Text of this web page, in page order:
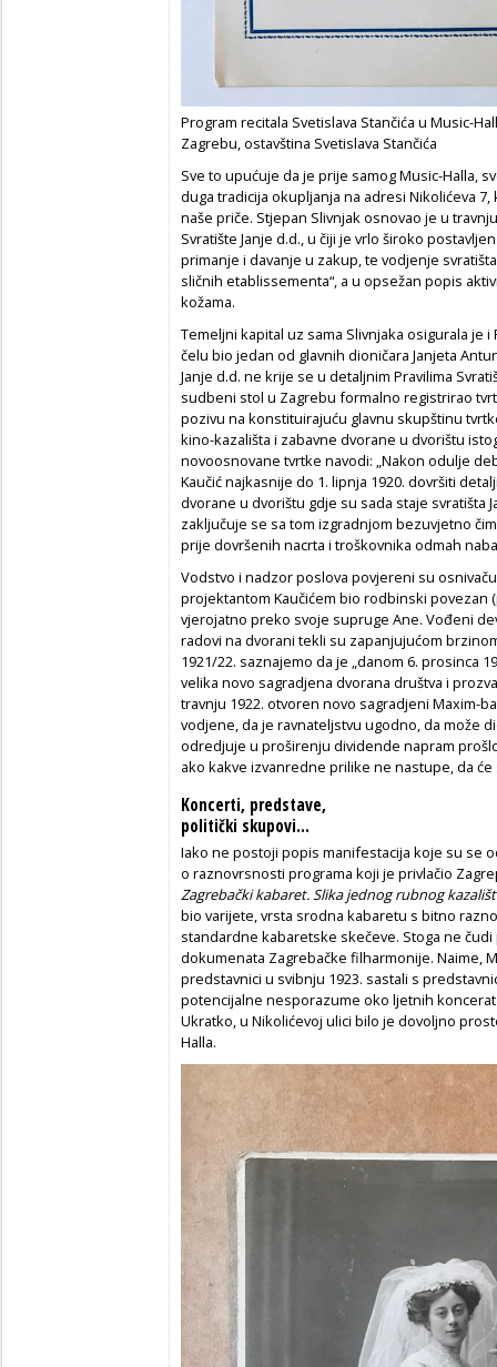
Program recitala Svetislava Stančića u Music-
Zagrebu, ostavština Svetislava Stančića
Sve to upućuje da je prije samog Music-Halla,
duga tradicija okupljanja na adresi Nikolićeva
naše priče. Stjepan Slivnjak osnovao je u
Svratište Janje d.d., u čiji je vrlo široko
primanje i davanje u zakup, te vodjenje
sličnih etablissementa“, a u opsežan popis
kožama.
Temeljni kapital uz sama Slivnjaka osigurala je
čelu bio jedan od glavnih dioničara Janjeta
Janje d.d. ne krije se u detaljnim Pravilima
sudbeni stol u Zagrebu formalno registrirao
pozivu na konstituirajuću glavnu skupštinu
kino-kazališta i zabavne dvorane u dvorištu
novoosnovane tvrtke navodi: „Nakon odulje
Kaučić najkasnije do 1. lipnja 1920. dovršiti
dvorane u dvorištu gdje su sada staje svratišta
zaključuje se sa tom izgradnjom bezuvjetno
prije dovršenih nacrta i troškovnika odmah
Vodstvo i nadzor poslova povjereni su
projektantom Kaučićem bio rodbinski povezan
vjerojatno preko svoje supruge Ane. Vođeni
radovi na dvorani tekli su zapanjujućom
1921/22. saznajemo da je „danom 6. prosinca
velika novo sagradjena dvorana društva i
travnju 1922. otvoren novo sagradjeni Maxim-
vodjene, da je ravnateljstvu ugodno, da može
odredjuje u proširenju dividende napram
ako kakve izvanredne prilike ne nastupe, da
Koncerti, predstave,
politički skupovi...
Iako ne postoji popis manifestacija koje su se
o raznovrsnosti programa koji je privlačio
Zagrebački kabaret. Slika jednog rubnog
bio varijete, vrsta srodna kabaretu s bitno
standardne kabaretske skečeve. Stoga ne
dokumenata Zagrebačke filharmonije. Naime,
predstavnici u svibnju 1923. sastali s
potencijalne nesporazume oko ljetnih
Ukratko, u Nikolićevoj ulici bilo je dovoljno
Halla.